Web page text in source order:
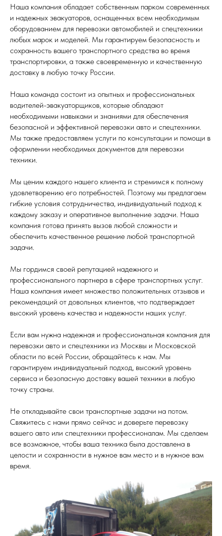
Наша компания обладает собственным парком современных
и надежных эвакуаторов, оснащенных всем необходимым
оборудованием для перевозки автомобилей и спецтехники
любых марок и моделей. Мы гарантируем безопасность и
сохранность вашего транспортного средства во время
транспортировки, а также своевременную и качественную
доставку в любую точку России.
Наша команда состоит из опытных и профессиональных
водителей-эвакуаторщиков, которые обладают
необходимыми навыками и знаниями для обеспечения
безопасной и эффективной перевозки авто и спецтехники.
Мы также предоставляем услуги по консультации и помощи в
оформлении необходимых документов для перевозки
техники.
Мы ценим каждого нашего клиента и стремимся к полному
удовлетворению его потребностей. Поэтому мы предлагаем
гибкие условия сотрудничества, индивидуальный подход к
каждому заказу и оперативное выполнение задачи. Наша
компания готова принять вызов любой сложности и
обеспечить качественное решение любой транспортной
задачи.
Мы гордимся своей репутацией надежного и
профессионального партнера в сфере транспортных услуг.
Наша компания имеет множество положительных отзывов и
рекомендаций от довольных клиентов, что подтверждает
высокий уровень качества и надежности наших услуг.
Если вам нужна надежная и профессиональная компания для
перевозки авто и спецтехники из Москвы и Московской
области по всей России, обращайтесь к нам. Мы
гарантируем индивидуальный подход, высокий уровень
сервиса и безопасную доставку вашей техники в любую
точку страны.
Не откладывайте свои транспортные задачи на потом.
Свяжитесь с нами прямо сейчас и доверьте перевозку
вашего авто или спецтехники профессионалам. Мы сделаем
все возможное, чтобы ваша техника была доставлена в
целости и сохранности в нужное вам место и в нужное вам
время.